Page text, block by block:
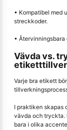
• Kompatibel med
streckkoder.
•
Vävda vs.
Varje bra etikett
I praktiken skapas
vävda och tryckta.
bara i olika